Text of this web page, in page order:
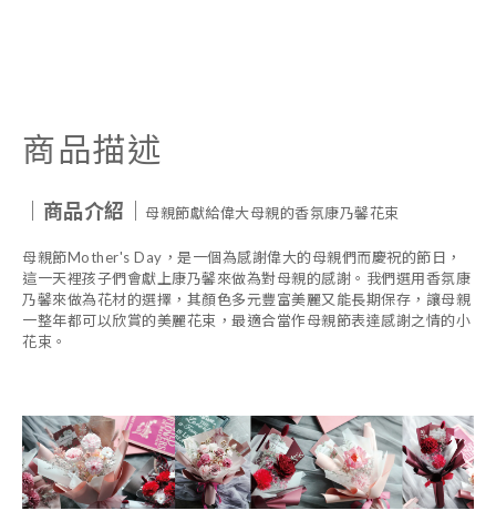
商品描述
｜商品介紹｜ 母親節獻給偉大母親的香氛康乃馨花束
母親節Mother's Day，是一個為感謝偉大的母親們而慶祝的節日，
這一天裡孩子們會獻上康乃馨來做為對母親的感謝。我們選用香氛康
乃馨來做為花材的選擇，其顏色多元豐富美麗又能長期保存，讓母親
一整年都可以欣賞的美麗花束，最適合當作母親節表達感謝之情的小
花束。